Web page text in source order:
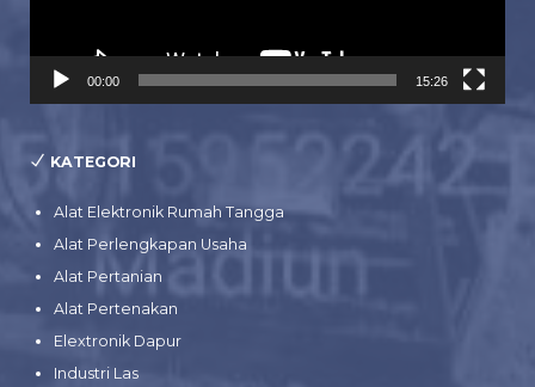
00:00 15:26
KATEGORI
Alat Elektronik Rumah Tangga
Alat Perlengkapan Usaha
Alat Pertanian
Alat Pertenakan
Elextronik Dapur
Industri Las